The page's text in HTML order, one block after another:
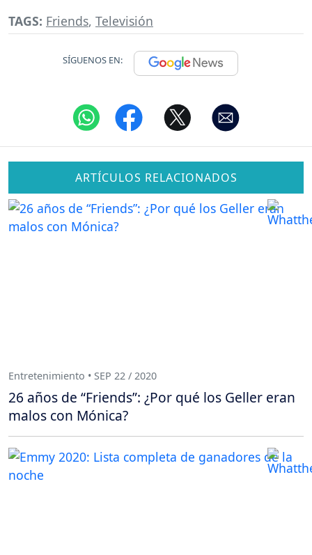
TAGS: Friends, Televisión
SÍGUENOS EN:
ARTÍCULOS RELACIONADOS
Entretenimiento • SEP 22 / 2020
26 años de “Friends”: ¿Por qué los Geller eran
malos con Mónica?